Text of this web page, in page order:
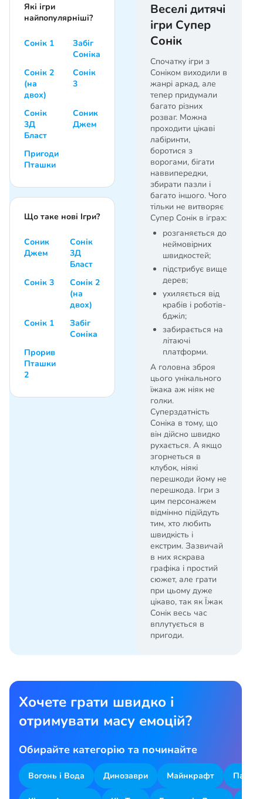
Веселі дитячі
ігри Супер
Сонік
Спочатку ігри з
Соніком виходили в
жанрі аркад, але
тепер придумали
багато різних
розваг. Можна
проходити цікаві
лабіринти,
боротися з
ворогами, бігати
наввипередки,
збирати пазли і
багато іншого. Чого
тільки не витворяє
Супер Сонік в іграх:
розганяється до
неймовірних
швидкостей;
підстрибує вище
дерев;
ухиляється від
крабів і роботів-
бджіл;
забирається на
літаючі
платформи.
А головна зброя
цього унікального
їжака аж ніяк не
голки.
Суперздатність
Соніка в тому, що
він дійсно швидко
рухається. А якщо
згорнеться в
клубок, ніякі
перешкоди йому не
перешкода. Ігри з
цим персонажем
відмінно підійдуть
тим, хто любить
швидкість і
екстрим. Зазвичай
в них яскрава
графіка і простий
сюжет, але грати
при цьому дуже
цікаво, так як Їжак
Сонік весь час
вплутується в
пригоди.
Які ігри
найпопулярніші?
Сонік 1
Забіг
Соніка
Сонік 2
(на
двох)
Сонік
3
Сонік
3Д
Бласт
Соник
Джем
Пригоди
Пташки
Що таке нові Ігри?
Соник
Джем
Сонік
3Д
Бласт
Сонік 3
Сонік 2
(на
двох)
Сонік 1
Забіг
Соніка
Прорив
Пташки
2
Хочете грати швидко і
отримувати масу емоцій?
Обирайте категорію та починайте
Вогонь і Вода Динозаври Майнкрафт